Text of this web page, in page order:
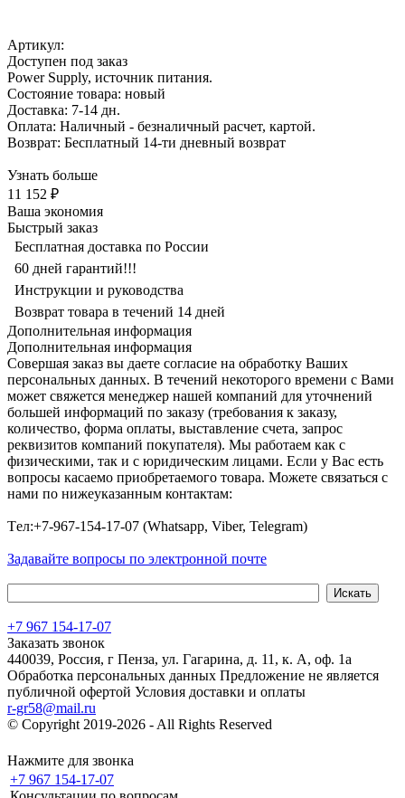
Артикул:
Доступен под заказ
Power Supply, источник питания.
Состояние товара: новый
Доставка: 7-14 дн.
Оплата: Наличный - безналичный расчет, картой.
Возврат: Бесплатный 14-ти дневный возврат
Узнать больше
11 152 ₽
Ваша экономия
Быстрый заказ
Бесплатная доставка по России
60 дней гарантий!!!
Инструкции и руководства
Возврат товара в течений 14 дней
Дополнительная информация
Дополнительная информация
Совершая заказ вы даете согласие на обработку Ваших
персональных данных. В течений некоторого времени с Вами
может свяжется менеджер нашей компаний для уточнений
большей информаций по заказу (требования к заказу,
количество, форма оплаты, выставление счета, запрос
реквизитов компаний покупателя). Мы работаем как с
физическими, так и с юридическим лицами. Если у Вас есть
вопросы касаемо приобретаемого товара. Можете связаться с
нами по нижеуказанным контактам:
Tел:+7-967-154-17-07 (Whatsapp, Viber, Telegram)
Задавайте вопросы по электронной почте
+7 967 154-17-07
Заказать звонок
440039, Россия, г Пенза, ул. Гагарина, д. 11, к. А, оф. 1а
Обработка персональных данных Предложение не является
публичной офертой Условия доставки и оплаты
r-gr58@mail.ru
© Copyright 2019-2026 - All Rights Reserved
Нажмите для звонка
+7 967 154-17-07